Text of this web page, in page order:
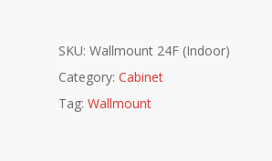
SKU: Wallmount 24F (Indoor)
Category: Cabinet
Tag: Wallmount